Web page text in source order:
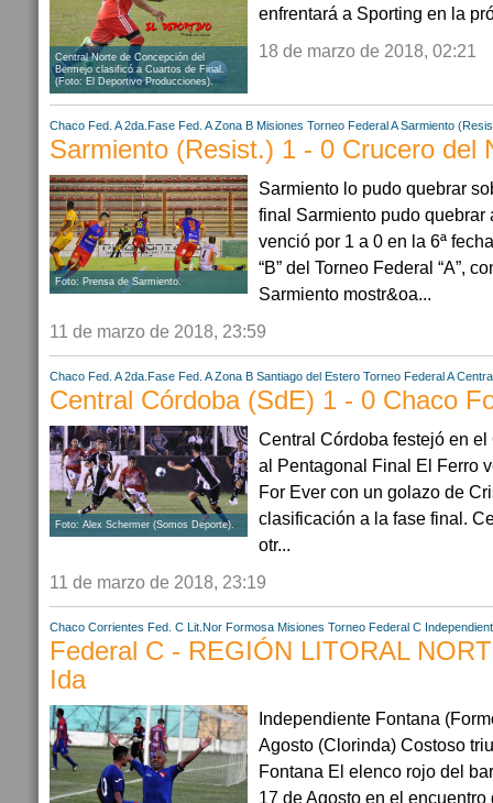
Central Norte de Concepción del
Bermejo clasificó a Cuartos de Final.
(Foto: El Deportivo Producciones).
enfrentará a Sporting en la
18 de marzo de 2018, 02:21
Chaco Fed. A 2da.Fase Fed. A Zona B Misiones Torneo Federal A Sarmiento
Sarmiento (Resist.) 1 - 0 Crucero del
Foto: Prensa de Sarmiento.
Sarmiento lo pudo quebrar
final Sarmiento pudo quebrar
venció por 1 a 0 en la 6ª
“B” del Torneo Federal “A”,
Sarmiento mostr&oa...
11 de marzo de 2018, 23:59
Chaco Fed. A 2da.Fase Fed. A Zona B Santiago del Estero Torneo Federal A
Central Córdoba (SdE) 1 - 0 Chaco
Foto: Alex Schermer (Somos Deporte).
Central Córdoba festejó en
al Pentagonal Final El Ferro
For Ever con un golazo de
clasificación a la fase final.
otr...
11 de marzo de 2018, 23:19
Chaco Corrientes Fed. C Lit.Nor Formosa Misiones Torneo Federal C
Federal C - REGIÓN LITORAL
Ida
Independiente Fontana
Agosto (Clorinda) Costoso
Fontana El elenco rojo del
17 de Agosto en el